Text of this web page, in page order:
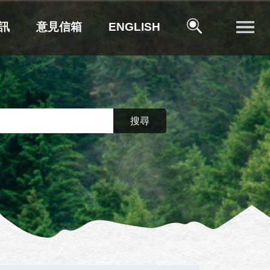
意見信箱 ENGLISH
搜尋